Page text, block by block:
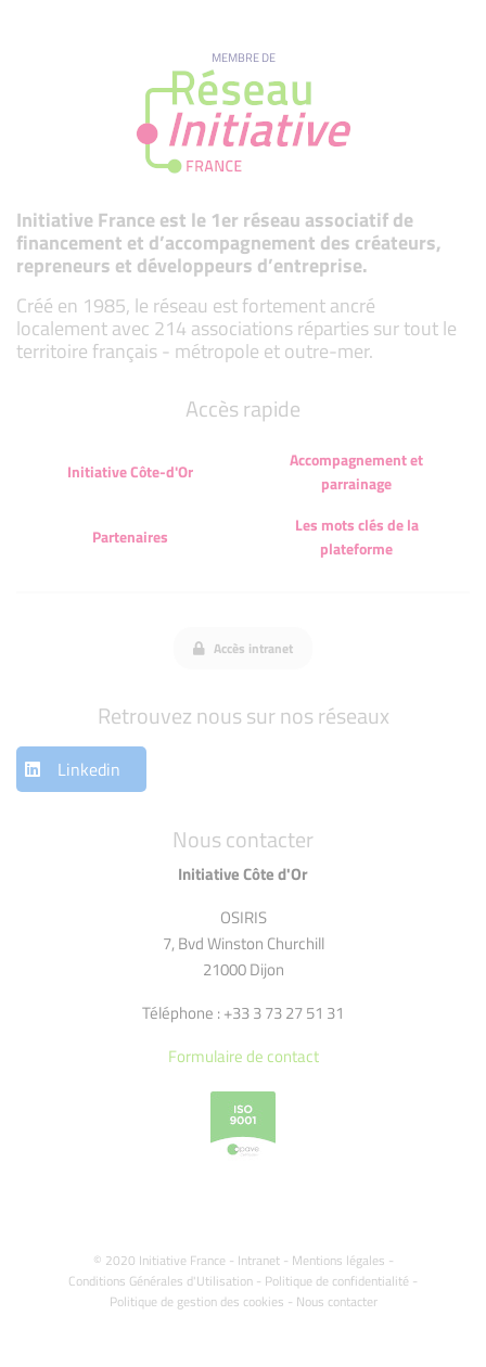
MEMBRE DE
Initiative France est le 1er réseau associatif de
financement et d’accompagnement des créateurs,
repreneurs et développeurs d’entreprise.
Créé en 1985, le réseau est fortement ancré
localement avec 214 associations réparties sur tout le
territoire français - métropole et outre-mer.
Nous contacter
Initiative Côte d'Or
OSIRIS
7, Bvd Winston Churchill
21000 Dijon
Téléphone : +33 3 73 27 51 31
Formulaire de contact
© 2020 Initiative France - Intranet- Mentions légales -
Conditions Générales d'Utilisation - Politique de confidentialité -
Politique de gestion des cookies - Nous contacter
Accès rapide
Initiative Côte-d'Or
Accompagnement et
parrainage
Partenaires
Les mots clés de la
plateforme
Accès intranet
Retrouvez nous sur nos réseaux
Linkedin